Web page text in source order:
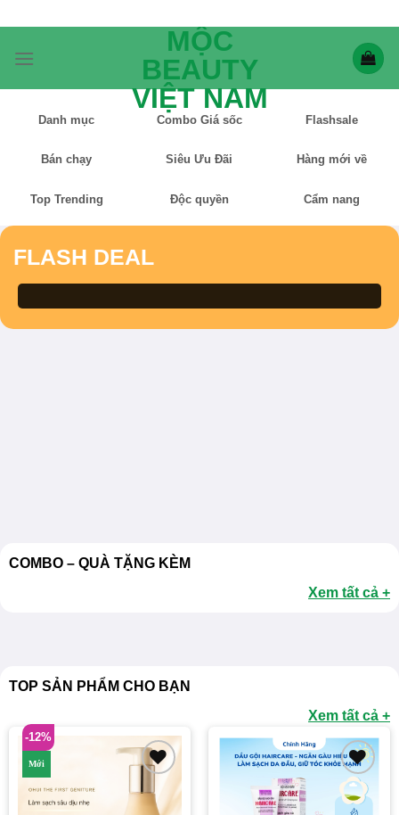
nội
MỘC
BEAUTY
VIỆT NAM
Danh mục Combo Giá sốc Flashsale
Bán chạy Siêu Ưu Đãi Hàng mới về
Top Trending Độc quyền Cẩm nang
FLASH DEAL
COMBO – QUÀ TẶNG KÈM
Xem tất cả +
TOP SẢN PHẨM CHO BẠN
Xem tất cả +
-12%
Mới
Add to
wishlist
Add to
wishlist